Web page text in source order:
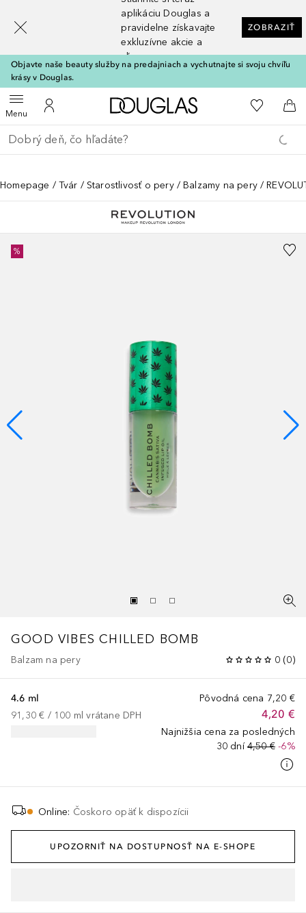
aplikáciu Douglas a
pravidelne získavajte
exkluzívne akcie a
zľavy
ZOBRAZIŤ
Objavte naše beauty služby na predajniach a vychutnajte si svoju chvíľu
krásy v Douglas.
MenuOtvoriť menuDo môjho účtu
Domov Do môjho
Do
Choď späť
Vykonajte vyhľadávanie
Homepage Tvár Starostlivosť o pery Balzamy na pery
%
GOOD VIBES CHILLED BOMB
Balzam na pery 0 (0)
Pôvodná cena 7,20 €
4,20 €
Najnižšia cena za posledných
30 dní 4,50 € -6%
4.6 ml
91,30 € / 100 ml vrátane DPH
Online: Čoskoro opäť k dispozícii
UPOZORNIŤ NA DOSTUPNOSŤ NA E-SHOPE
[navigation.slideout.screenreader]